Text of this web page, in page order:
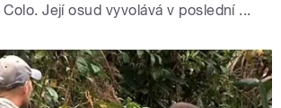
Její osud vyvolává v poslední ...